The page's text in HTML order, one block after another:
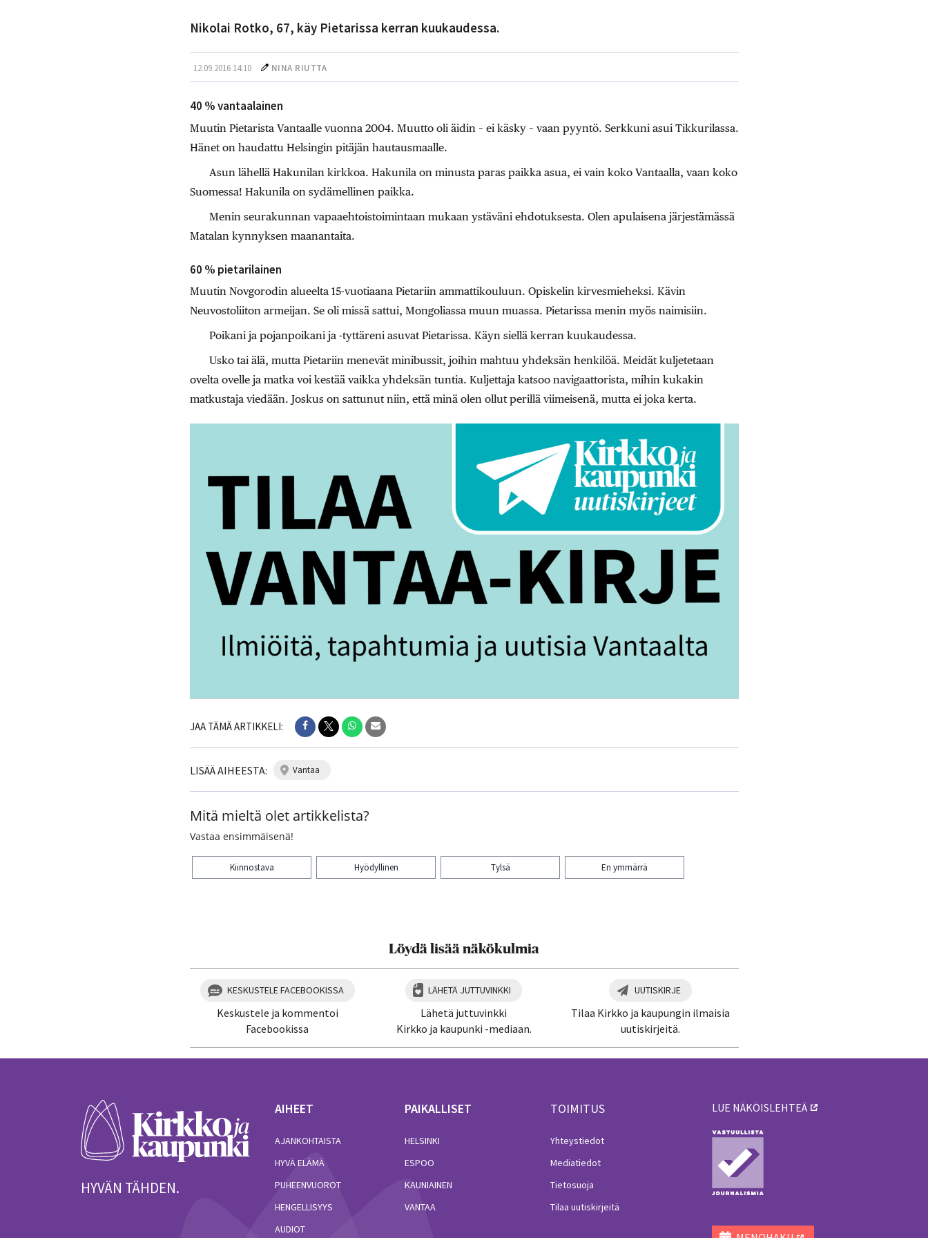
Nikolai Rotko, 67, käy Pietarissa kerran kuukaudessa.
12.09.2016 14:10 NINA RIUTTA
40 % vantaalainen
Muutin Pietarista Vantaalle vuonna 2004. Muutto oli äidin – ei käsky – vaan pyyntö. Serkkuni asui Tikkurilassa.
Hänet on haudattu Helsingin pitäjän hautausmaalle.
Asun lähellä Hakunilan kirkkoa. Hakunila on minusta paras paikka asua, ei vain koko Vantaalla, vaan koko
Suomessa! Hakunila on sydämellinen paikka.
Menin seurakunnan vapaaehtoistoimintaan mukaan ystäväni ehdotuksesta. Olen apulaisena järjestämässä
Matalan kynnyksen maanantaita.
60 % pietarilainen
Muutin Novgorodin alueelta 15-vuotiaana Pietariin ammattikouluun. Opiskelin kirvesmieheksi. Kävin
Neuvostoliiton armeijan. Se oli missä sattui, Mongoliassa muun muassa. Pietarissa menin myös naimisiin.
Poikani ja pojanpoikani ja -tyttäreni asuvat Pietarissa. Käyn siellä kerran kuukaudessa.
Usko tai älä, mutta Pietariin menevät minibussit, joihin mahtuu yhdeksän henkilöä. Meidät kuljetetaan
ovelta ovelle ja matka voi kestää vaikka yhdeksän tuntia. Kuljettaja katsoo navigaattorista, mihin kukakin
matkustaja viedään. Joskus on sattunut niin, että minä olen ollut perillä viimeisenä, mutta ei joka kerta.
JAA TÄMÄ ARTIKKELI:
LISÄÄ AIHEESTA: vantaa
Mitä mieltä olet artikkelista?
Vastaa ensimmäisenä!
Kiinnostava Hyödyllinen Tylsä En ymmärrä
Löydä lisää näkökulmia
KESKUSTELE FACEBOOKISSA
Keskustele ja kommentoi
Facebookissa
LÄHETÄ JUTTUVINKKI
Lähetä juttuvinkki
Kirkko ja kaupunki -mediaan.
UUTISKIRJE
Tilaa Kirkko ja kaupungin ilmaisia
uutiskirjeitä.
HYVÄN TÄHDEN.
AIHEET
AJANKOHTAISTA
HYVÄ ELÄMÄ
PUHEENVUOROT
HENGELLISYYS
AUDIOT
PAIKALLISET
HELSINKI
ESPOO
KAUNIAINEN
VANTAA
TOIMITUS
Yhteystiedot
Mediatiedot
Tietosuoja
Tilaa uutiskirjeitä
LUE NÄKÖISLEHTEÄ